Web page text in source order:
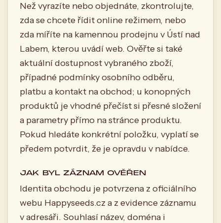
Než vyrazíte nebo objednáte, zkontrolujte,
zda se chcete řídit online režimem, nebo
zda míříte na kamennou prodejnu v Ústí nad
Labem, kterou uvádí web. Ověřte si také
aktuální dostupnost vybraného zboží,
případné podmínky osobního odběru,
platbu a kontakt na obchod; u konopných
produktů je vhodné přečíst si přesné složení
a parametry přímo na stránce produktu.
Pokud hledáte konkrétní položku, vyplatí se
předem potvrdit, že je opravdu v nabídce.
JAK BYL ZÁZNAM OVĚŘEN
Identita obchodu je potvrzena z oficiálního
webu Happyseeds.cz a z evidence záznamu
v adresáři. Souhlasí název, doména i